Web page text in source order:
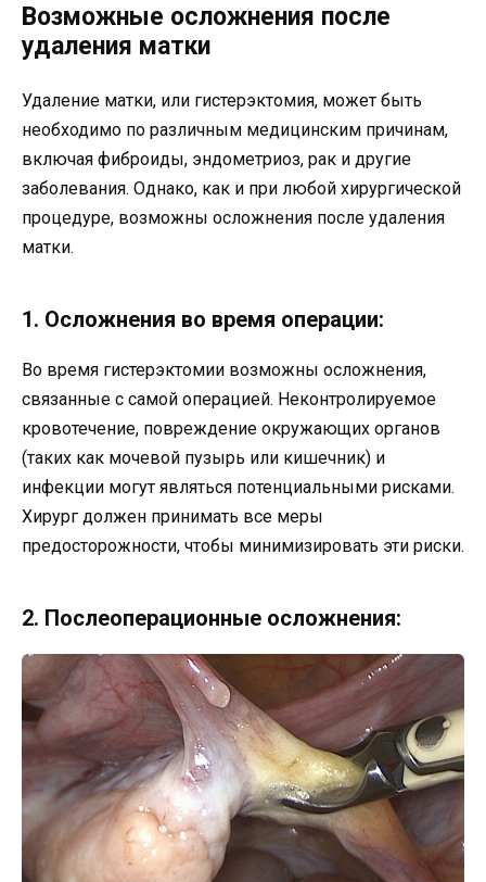
Возможные осложнения после
удаления матки
Удаление матки, или гистерэктомия, может быть
необходимо по различным медицинским причинам,
включая фиброиды, эндометриоз, рак и другие
заболевания. Однако, как и при любой хирургической
процедуре, возможны осложнения после удаления
матки.
1. Осложнения во время операции:
Во время гистерэктомии возможны осложнения,
связанные с самой операцией. Неконтролируемое
кровотечение, повреждение окружающих органов
(таких как мочевой пузырь или кишечник) и
инфекции могут являться потенциальными рисками.
Хирург должен принимать все меры
предосторожности, чтобы минимизировать эти риски.
2. Послеоперационные осложнения: